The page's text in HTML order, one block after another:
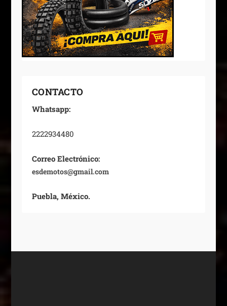
CONTACTO
Whatsapp:
2222934480
Correo Electrónico:
esdemotos@gmail.com
Puebla, México.